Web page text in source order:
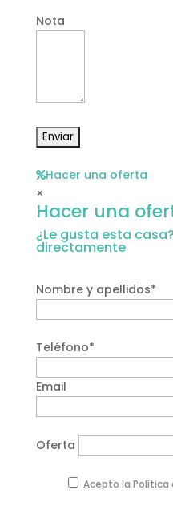
Nota
Hacer una oferta
×
Hacer una
¿Le gusta esta
directamente
Nombre y apellidos*
Teléfono*
Email
Oferta
Acepto la Política